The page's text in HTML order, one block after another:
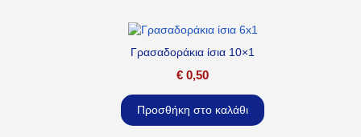
Γρασαδοράκια ίσια 10×1
€ 0,50
Προσθήκη στο καλάθι